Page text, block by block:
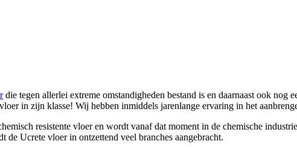
die tegen allerlei extreme omstandigheden bestand is en daarnaast ook nog
in zijn klasse! Wij hebben inmiddels jarenlange ervaring in het
resistente vloer en wordt vanaf dat moment in de chemische
de Ucrete vloer in ontzettend veel branches aangebracht.